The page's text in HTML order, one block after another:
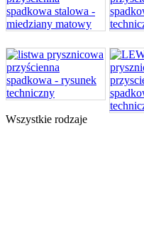
Wszystkie rodzaje